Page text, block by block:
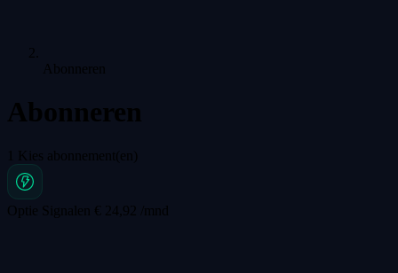
Abonneren
Abonneren
1 Kies abonnement(en)
Optie Signalen € 24,92 /mnd